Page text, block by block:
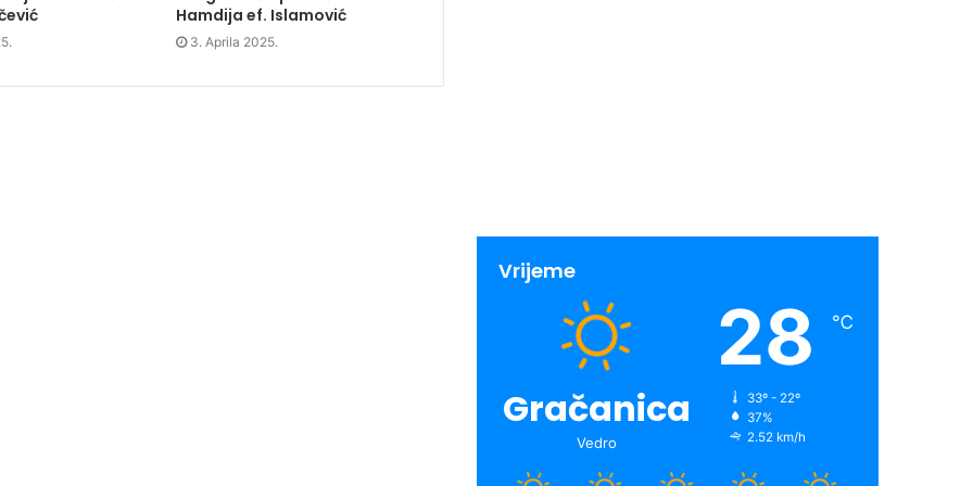
Hamdija ef. Islamović
3. Aprila 2025.
Vrijeme
Gračanica
Vedro
28 ℃
33º - 22º
37%
2.52 km/h